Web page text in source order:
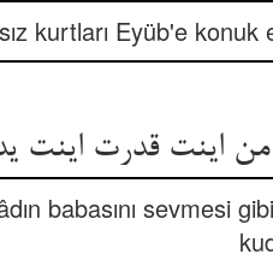
kurtları Eyüb'e
babasını sevmesi